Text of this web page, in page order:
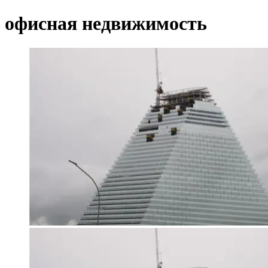
офисная недвижимость